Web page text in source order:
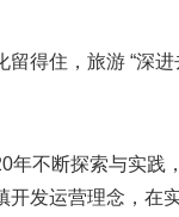
得住，旅游 “深进
不断探索与实践，
开发运营理念，在